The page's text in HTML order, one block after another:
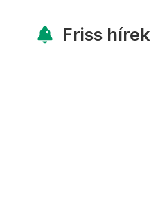
Friss hírek